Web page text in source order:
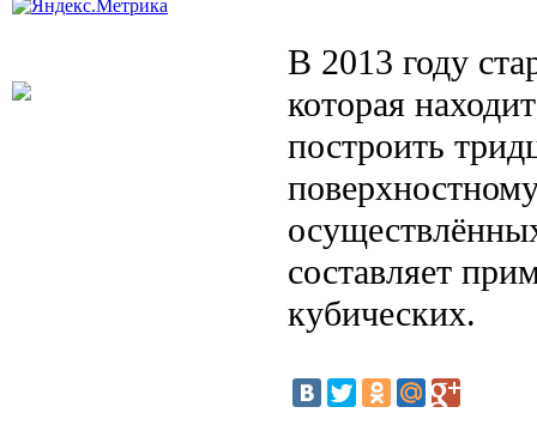
В 2013 году
которая
построить
составляет
кубических.